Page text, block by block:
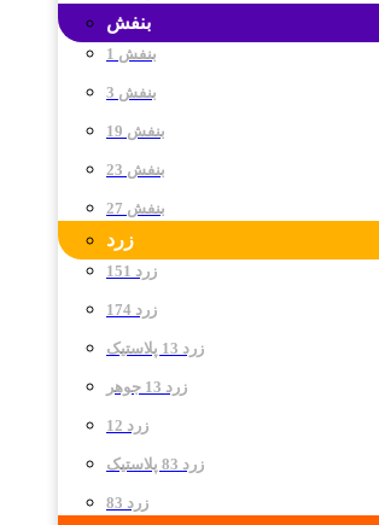
بنفش
بنفش 1
بنفش 3
بنفش 19
بنفش 23
بنفش 27
زرد
زرد 151
زرد 174
زرد 13 پلاستیک
زرد 13 جوهر
زرد 12
زرد 83 پلاستیک
زرد 83